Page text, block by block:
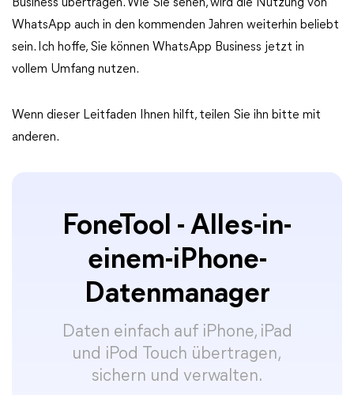
Business übertragen. Wie Sie sehen, wird die Nutzung von
WhatsApp auch in den kommenden Jahren weiterhin beliebt
sein. Ich hoffe, Sie können WhatsApp Business jetzt in
vollem Umfang nutzen.
Wenn dieser Leitfaden Ihnen hilft, teilen Sie ihn bitte mit
anderen.
FoneTool - Alles-in-
einem-iPhone-
Datenmanager
Daten einfach auf iPhone, iPad
und iPod Touch übertragen,
sichern und verwalten.